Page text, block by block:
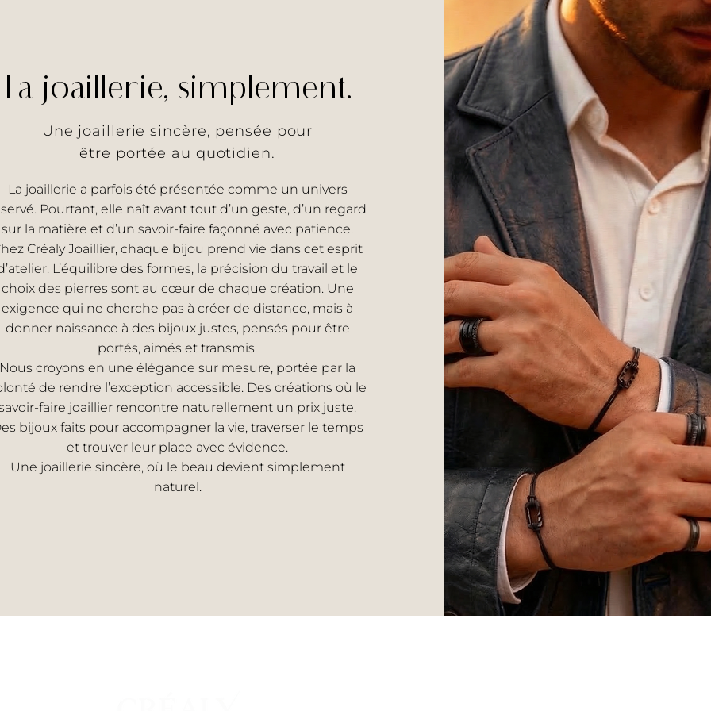
La joaillerie, simplement.
Une joaillerie sincère, pensée pour
être portée au quotidien.
La joaillerie a parfois été présentée comme un univers
Pourtant, elle naît avant tout d’un geste, d’un regard
sur la matière et d’un savoir-faire façonné avec patience.
Créaly Joaillier, chaque bijou prend vie dans cet esprit
L’équilibre des formes, la précision du travail et le
choix des pierres sont au cœur de chaque création. Une
exigence qui ne cherche pas à créer de distance, mais à
donner naissance à des bijoux justes, pensés pour être
portés, aimés et transmis.
Nous croyons en une élégance sur mesure, portée par la
de rendre l’exception accessible. Des créations où le
faire joaillier rencontre naturellement un prix juste.
bijoux faits pour accompagner la vie, traverser le temps
et trouver leur place avec évidence.
Une joaillerie sincère, où le beau devient simplement
naturel.